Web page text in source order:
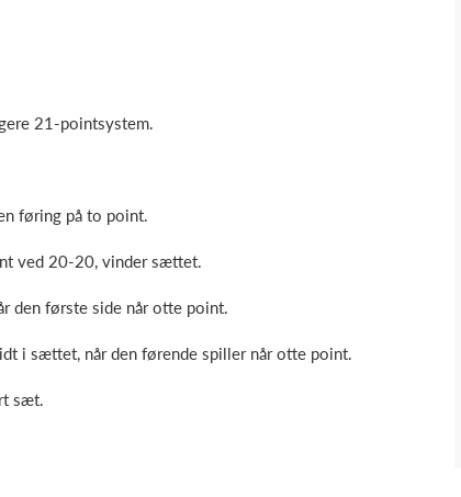
21-pointsystem.
føring på to point.
ved 20-20, vinder sættet.
den første side når otte point.
i sættet, når den førende spiller når otte point.
sæt.